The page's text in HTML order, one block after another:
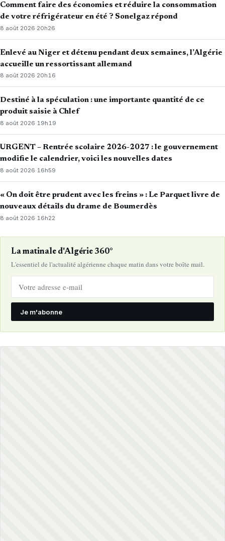
Comment faire des économies et réduire la consommation
de votre réfrigérateur en été ? Sonelgaz répond
8 août 2026·20h26
Enlevé au Niger et détenu pendant deux semaines, l’Algérie
accueille un ressortissant allemand
8 août 2026·20h16
Destiné à la spéculation : une importante quantité de ce
produit saisie à Chlef
8 août 2026· 19h19
URGENT – Rentrée scolaire 2026-2027 : le gouvernement
modifie le calendrier, voici les nouvelles dates
8 août 2026·16h59
« On doit être prudent avec les freins » : Le Parquet livre de
nouveaux détails du drame de Boumerdès
8 août 2026· 16h22
La matinale d'Algérie 360°
L'essentiel de l'actualité algérienne chaque matin dans votre boîte mail.
Je m'abonne